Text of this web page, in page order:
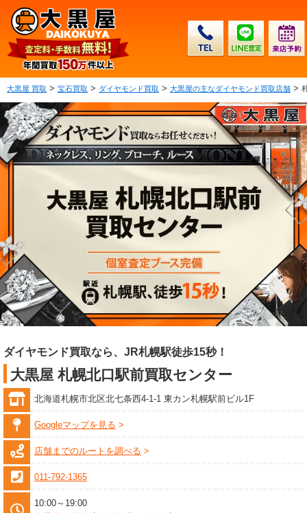
大黒屋 買取 > 宝石買取 > ダイヤモンド買取 > 大黒屋の主なダイヤモンド買取店舗 >
ダイヤモンド買取なら、JR札幌駅徒歩15秒！
大黒屋 札幌北口駅前買取センター
北海道札幌市北区北七条西4-1-1 東カン札幌駅前ビル1F
Googleマップを見る
店舗までのルートを調べる
011-792-1365
10:00～19:00